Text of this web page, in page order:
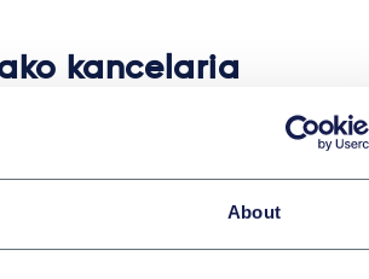
About
kancelaria
że w tak szybko